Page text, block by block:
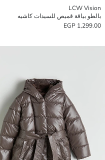
LCW Vision
بالطو بياقة قميص للسيدات كاشيه
1,299.00 EGP